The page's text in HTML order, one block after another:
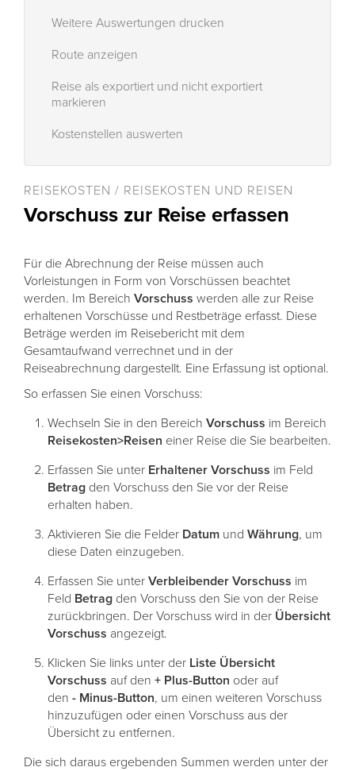
Weitere Auswertungen drucken
Route anzeigen
Reise als exportiert und nicht exportiert
markieren
Kostenstellen auswerten
REISEKOSTEN / REISEKOSTEN UND REISEN
Vorschuss zur Reise erfassen
Für die Abrechnung der Reise müssen auch
Vorleistungen in Form von Vorschüssen beachtet
werden. Im Bereich Vorschuss werden alle zur Reise
erhaltenen Vorschüsse und Restbeträge erfasst. Diese
Beträge werden im Reisebericht mit dem
Gesamtaufwand verrechnet und in der
Reiseabrechnung dargestellt. Eine Erfassung ist optional.
So erfassen Sie einen Vorschuss:
Wechseln Sie in den Bereich Vorschuss im Bereich
Reisekosten>Reisen einer Reise die Sie bearbeiten.
Erfassen Sie unter Erhaltener Vorschuss im Feld
Betrag den Vorschuss den Sie vor der Reise
erhalten haben.
Aktivieren Sie die Felder Datum und Währung, um
diese Daten einzugeben.
Erfassen Sie unter Verbleibender Vorschuss im
Feld Betrag den Vorschuss den Sie von der Reise
zurückbringen. Der Vorschuss wird in der Übersicht
Vorschuss angezeigt.
Klicken Sie links unter der Liste Übersicht
Vorschuss auf den + Plus-Button oder auf
den - Minus-Button, um einen weiteren Vorschuss
hinzuzufügen oder einen Vorschuss aus der
Übersicht zu entfernen.
Die sich daraus ergebenden Summen werden unter der